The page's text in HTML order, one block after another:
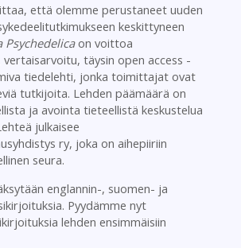
että olemme perustaneet uuden
keskittyneen
Psychedelicaon voittoa
täysin open access -
tiedelehti, jonka toimittajat ovat
tutkijoita. Lehden päämäärä on
ja avointa tieteellistä keskustelua
julkaisee
ry, joka on aihepiiriin
seura.
englannin-, suomen- ja
Pyydämme nyt
lehden ensimmäisiin